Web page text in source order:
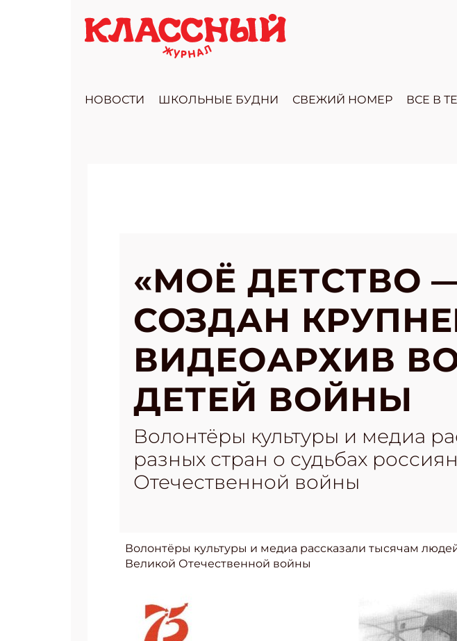
НОВОСТИ ШКОЛЬНЫЕ БУДНИ СВЕЖИЙ НОМЕР ВСЕ В
«МОЁ ДЕТСТВО
СОЗДАН
ВИДЕОАРХИВ
ДЕТЕЙ ВОЙНЫ
Волонтёры культуры и медиа
разных стран о судьбах
Отечественной войны
Волонтёры культуры и медиа рассказали тысячам
Великой Отечественной войны